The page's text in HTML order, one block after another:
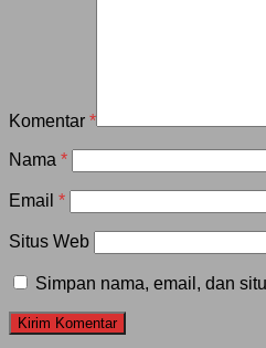
Komentar *
Nama *
Email *
Situs Web
Simpan nama, email, dan